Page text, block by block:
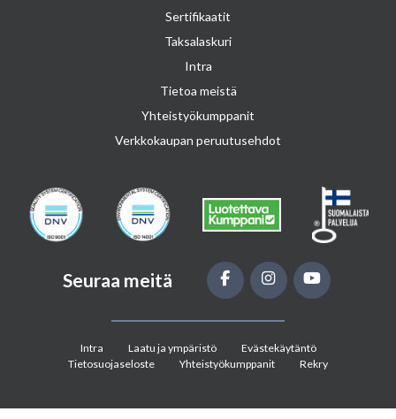
Sertifikaatit
Taksalaskuri
Intra
Tietoa meistä
Yhteistyökumppanit
Verkkokaupan peruutusehdot
Seuraa meitä
Intra Laatu ja ympäristö
Evästekäytäntö
Tietosuojaseloste
Yhteistyökumppanit Rekry